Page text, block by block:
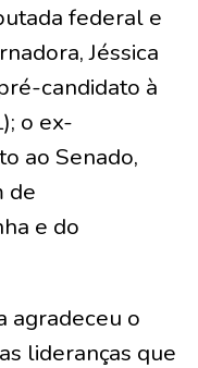
federal e
Jéssica
candidato à
o ex-
ao Senado,
de
e do
agradeceu o
lideranças que